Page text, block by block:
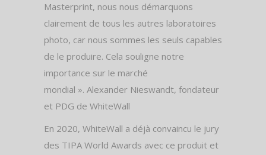
Masterprint, nous nous démarquons
clairement de tous les autres laboratoires
photo, car nous sommes les seuls capables
de le produire. Cela souligne notre
importance sur le marché
mondial ». Alexander Nieswandt, fondateur
et PDG de WhiteWall
En 2020, WhiteWall a déjà convaincu le jury
des TIPA World Awards avec ce produit et